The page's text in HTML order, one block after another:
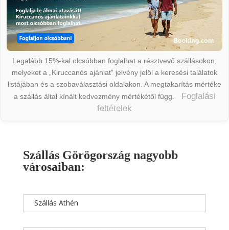
Legalább 15%-kal olcsóbban foglalhat a résztvevő szállásokon,
melyeket a „Kiruccanós ajánlat” jelvény jelöl a keresési találatok
listájában és a szobaválasztási oldalakon. A megtakarítás mértéke
a szállás által kínált kedvezmény mértékétől függ.
Foglalási
feltételek
Szállás Görögország nagyobb
városaiban:
Szállás Athén